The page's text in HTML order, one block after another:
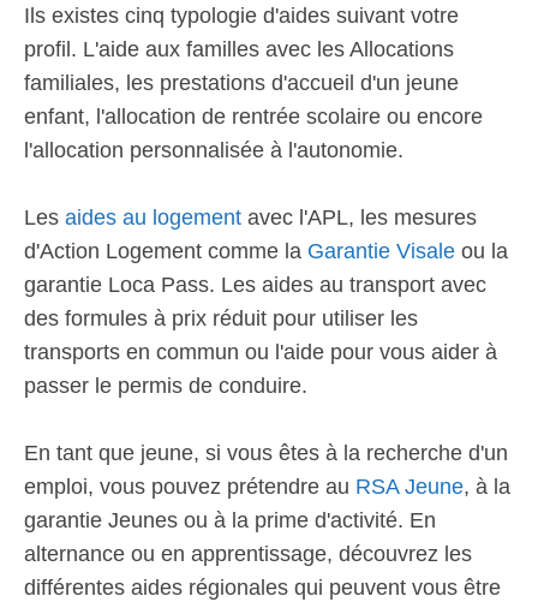
Ils existes cinq typologie d'aides suivant votre
profil. L'aide aux familles avec les Allocations
familiales, les prestations d'accueil d'un jeune
enfant, l'allocation de rentrée scolaire ou encore
l'allocation personnalisée à l'autonomie.
Les aides au logement avec l'APL, les mesures
d'Action Logement comme la Garantie Visale ou la
garantie Loca Pass. Les aides au transport avec
des formules à prix réduit pour utiliser les
transports en commun ou l'aide pour vous aider à
passer le permis de conduire.
En tant que jeune, si vous êtes à la recherche d'un
emploi, vous pouvez prétendre au RSA Jeune, à la
garantie Jeunes ou à la prime d'activité. En
alternance ou en apprentissage, découvrez les
différentes aides régionales qui peuvent vous être